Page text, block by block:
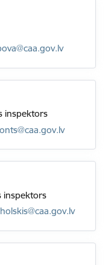
inspektors
inspektors